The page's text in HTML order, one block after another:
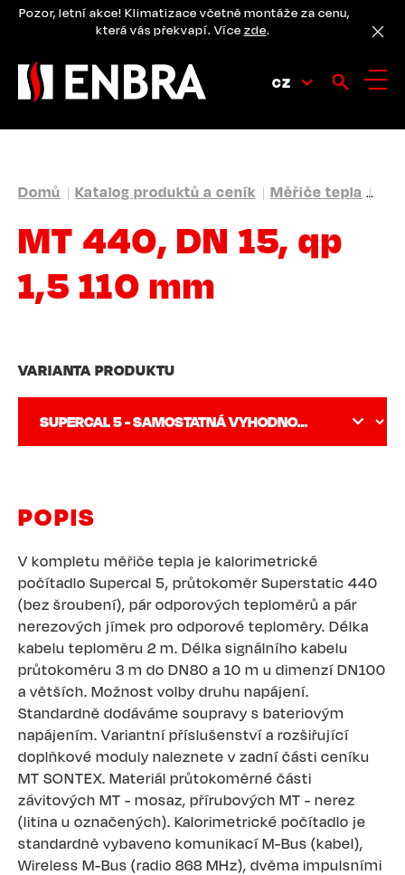
PřejítPozor, letní akce! Klimatizace včetně montáže za cenu,
která vás překvapí. Více zde.
CZ
DROBEČKOVÁ
NAVIGACE
Domů Katalog produktů a ceník Měřiče tepla
MT 440, DN 15, qp
1,5 110 mm
VARIANTA PRODUKTU
POPIS
V kompletu měřiče tepla je kalorimetrické
počítadlo Supercal 5, průtokoměr Superstatic 440
(bez šroubení), pár odporových teploměrů a pár
nerezových jímek pro odporové teploměry. Délka
kabelu teploměru 2 m. Délka signálního kabelu
průtokoměru 3 m do DN80 a 10 m u dimenzí DN100
a větších. Možnost volby druhu napájení.
Standardně dodáváme soupravy s bateriovým
napájením. Variantní příslušenství a rozšiřující
doplňkové moduly naleznete v zadní části ceníku
MT SONTEX. Materiál průtokoměrné části
závitových MT - mosaz, přírubových MT - nerez
(litina u označených). Kalorimetrické počítadlo je
standardně vybaveno komunikací M-Bus (kabel),
Wireless M-Bus (radio 868 MHz), dvěma impulsními